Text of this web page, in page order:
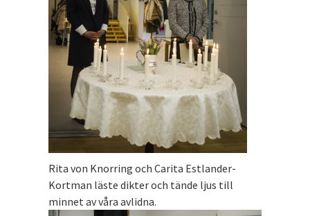
Rita von Knorring och Carita Estlander-
Kortman läste dikter och tände ljus till
minnet av våra avlidna.